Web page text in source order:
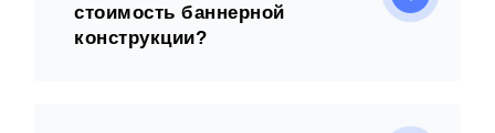
стоимость баннерной
конструкции?